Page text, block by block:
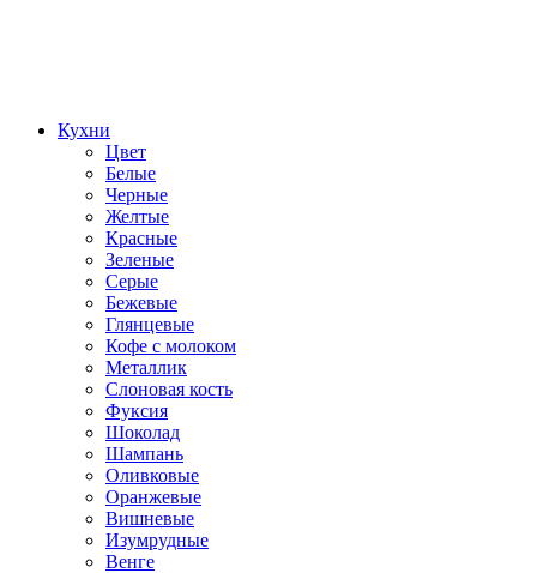
Кухни
Цвет
Белые
Черные
Желтые
Красные
Зеленые
Серые
Бежевые
Глянцевые
Кофе с молоком
Металлик
Слоновая кость
Фуксия
Шоколад
Шампань
Оливковые
Оранжевые
Вишневые
Изумрудные
Венге